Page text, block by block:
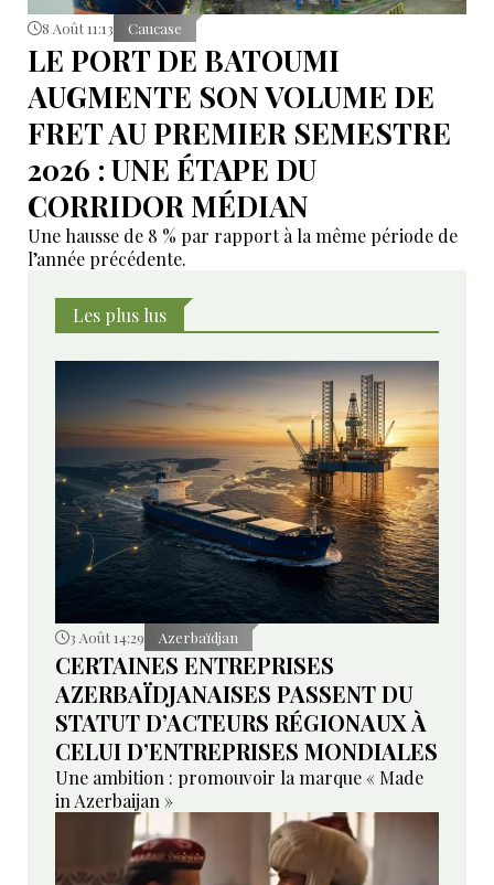
8 Août 11:13 Caucase
LE PORT DE BATOUMI
AUGMENTE SON VOLUME DE
FRET AU PREMIER SEMESTRE
2026 : UNE ÉTAPE DU
CORRIDOR MÉDIAN
Une hausse de 8 % par rapport à la même période de
l’année précédente.
Les plus lus
3 Août 14:29 Azerbaïdjan
CERTAINES ENTREPRISES
AZERBAÏDJANAISES PASSENT DU
STATUT D’ACTEURS RÉGIONAUX À
CELUI D’ENTREPRISES MONDIALES
Une ambition : promouvoir la marque « Made
in Azerbaijan »